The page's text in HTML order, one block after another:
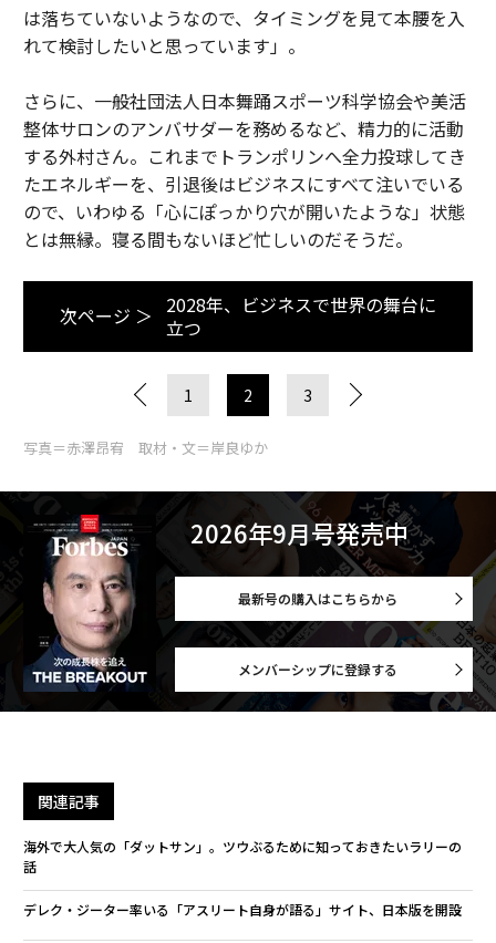
は落ちていないようなので、タイミングを見て本腰を入
れて検討したいと思っています」。
さらに、一般社団法人日本舞踊スポーツ科学協会や美活
整体サロンのアンバサダーを務めるなど、精力的に活動
する外村さん。これまでトランポリンへ全力投球してき
たエネルギーを、引退後はビジネスにすべて注いでいる
ので、いわゆる「心にぽっかり穴が開いたような」状態
とは無縁。寝る間もないほど忙しいのだそうだ。
次ページ ＞
2028年、ビジネスで世界の舞台に
立つ
1 2 3
写真＝赤澤昂宥 取材・文＝岸良ゆか
2026年9月号発売中
最新号の購入はこちらから
メンバーシップに登録する
関連記事
海外で大人気の「ダットサン」。ツウぶるために知っておきたいラリーの
話
デレク・ジーター率いる「アスリート自身が語る」サイト、日本版を開設